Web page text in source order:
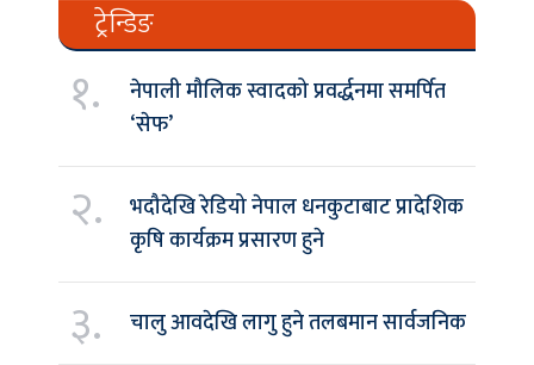
ट्रेन्डिङ
१.
नेपाली मौलिक स्वादको प्रवर्द्धनमा समर्पित
‘सेफ’
२.
भदौदेखि रेडियो नेपाल धनकुटाबाट प्रादेशिक
कृषि कार्यक्रम प्रसारण हुने
३. चालु आवदेखि लागु हुने तलबमान सार्वजनिक